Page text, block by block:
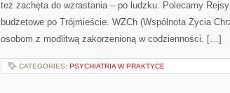
też zachęta do wzrastania – po ludzku. Polecamy
budżetowe po Trójmieście. WŻCh (Wspólnota Życia
osobom z modlitwą zakorzenioną w codzienności. […]
CATEGORIES: PSYCHIATRIA W PRAKTYCE